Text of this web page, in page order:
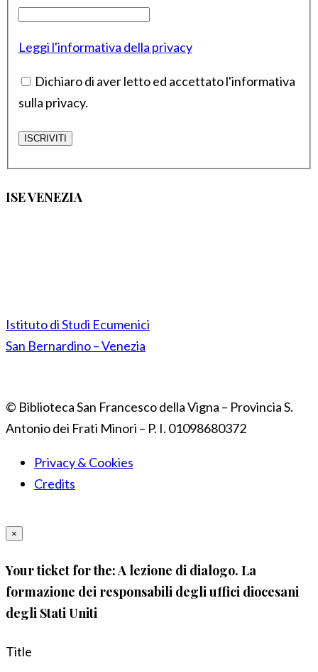
Leggi l'informativa della privacy
Dichiaro di aver letto ed accettato l'informativa
sulla privacy.
ISE VENEZIA
Istituto di Studi Ecumenici
San Bernardino – Venezia
© Biblioteca San Francesco della Vigna – Provincia S.
Antonio dei Frati Minori – P. I. 01098680372
Privacy & Cookies
Credits
×
Your ticket for the: A lezione di dialogo. La
formazione dei responsabili degli uffici diocesani
degli Stati Uniti
Title